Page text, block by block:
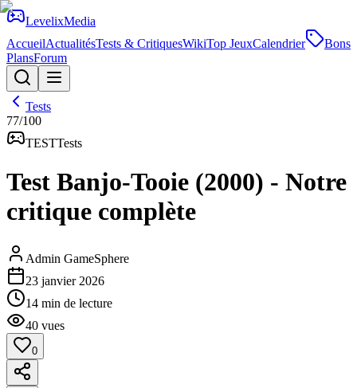
LevelixMedia
AccueilActualitésTests & CritiquesWikiTop JeuxCalendrier
Bons
PlansForum
Tests
77/100
TESTTests
Test Banjo-Tooie (2000) - Notre
critique complète
Admin GameSphere
23 janvier 2026
14 min de lecture
40 vues
0